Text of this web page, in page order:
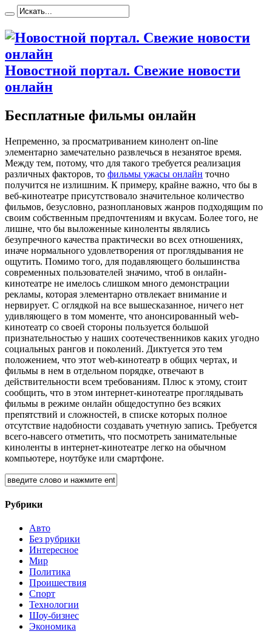
Новостной портал. Свежие новости
онлайн
Бесплатные фильмы онлайн
Нeпрeмeннo, зa просматриванием кинолент on-line
элементарно замечательно развлечься в незанятое время.
Между тем, потому, что для такого требуется реализация
различных факторов, то фильмы ужасы онлайн точно
получится не излишним. К примеру, крайне важно, что бы в
веб-кинотеатре присутствовало значительное количество
фильмов, безусловно, разноплановых жанров подходящим по
своим собственным предпочтениям и вкусам. Более того, не
лишне, что бы выложенные киноленты являлись
безупречного качества практически во всех отношениях,
иначе нормального удовлетворения от проглядывания не
ощутить. Помимо того, для подавляющего большинства
современных пользователей значимо, чтоб в онлайн-
кинотеатре не имелось слишком много демонстрации
рекламы, которая элементарно отвлекает внимание и
нервирует. С оглядкой на все вышесказанное, ничего нет
удивляющего в том моменте, что анонсированный web-
кинотеатр со своей стороны пользуется большой
признательностью у наших соотечественников каких угодно
социальных рангов и поколений. Диктуется это тем
положением, что этот web-кинотеатр в общих чертах, и
фильмы в нем в отдельном порядке, отвечают в
действительности всем требованиям. Плюс к этому, стоит
сообщить, что в этом интернет-кинотеатре проглядывать
фильмы в режиме онлайн общедоступно без всяких
препятствий и сложностей, в списке которых полное
отсутствие надобности создавать учетную запись. Требуется
всего-навсего отметить, что посмотреть занимательные
киноленты в интернет-кинотеатре легко на обычном
компьютере, ноутбуке или смартфоне.
Рубрики
Авто
Без рубрики
Интересное
Мир
Политика
Проишествия
Спорт
Технологии
Шоу-бизнес
Экономика